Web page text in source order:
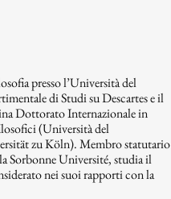
presso l’Università del
di Studi su Descartes e il
Dottorato Internazionale in
(Università del
zu Köln). Membro statutario
Sorbonne Université, studia il
nei suoi rapporti con la